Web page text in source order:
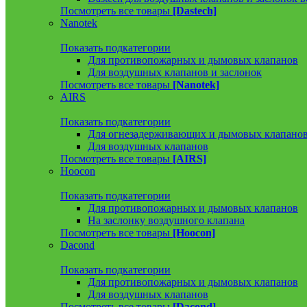
Посмотреть все товары [Dastech]
Nanotek
Показать подкатегории
Для противопожарных и дымовых клапанов
Для воздушных клапанов и заслонок
Посмотреть все товары [Nanotek]
AIRS
Показать подкатегории
Для огнезадерживающих и дымовых
Для воздушных клапанов
Посмотреть все товары [AIRS]
Hoocon
Показать подкатегории
Для противопожарных и дымовых клапанов
На заслонку воздушного клапана
Посмотреть все товары [Hoocon]
Dacond
Показать подкатегории
Для противопожарных и дымовых клапанов
Для воздушных клапанов